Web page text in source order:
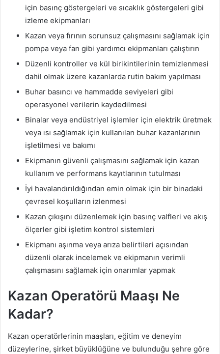
için basınç göstergeleri ve sıcaklık göstergeleri gibi
izleme ekipmanları
Kazan veya fırının sorunsuz çalışmasını sağlamak için
pompa veya fan gibi yardımcı ekipmanları çalıştırın
Düzenli kontroller ve kül birikintilerinin temizlenmesi
dahil olmak üzere kazanlarda rutin bakım yapılması
Buhar basıncı ve hammadde seviyeleri gibi
operasyonel verilerin kaydedilmesi
Binalar veya endüstriyel işlemler için elektrik üretmek
veya ısı sağlamak için kullanılan buhar kazanlarının
işletilmesi ve bakımı
Ekipmanın güvenli çalışmasını sağlamak için kazan
kullanım ve performans kayıtlarının tutulması
İyi havalandırıldığından emin olmak için bir binadaki
çevresel koşulların izlenmesi
Kazan çıkışını düzenlemek için basınç valfleri ve akış
ölçerler gibi işletim kontrol sistemleri
Ekipmanı aşınma veya arıza belirtileri açısından
düzenli olarak incelemek ve ekipmanın verimli
çalışmasını sağlamak için onarımlar yapmak
Kazan Operatörü Maaşı Ne
Kadar?
Kazan operatörlerinin maaşları, eğitim ve deneyim
düzeylerine, şirket büyüklüğüne ve bulunduğu şehre göre